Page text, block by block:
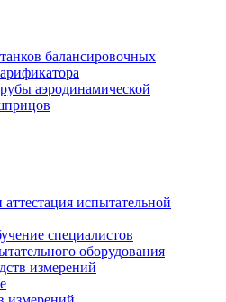
балансировочных
аэродинамической
испытательной
специалистов
оборудования
измерений